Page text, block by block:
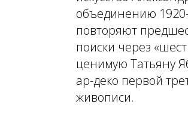
объединению
повторяют
поиски через
ценимую Татьяну
ар-деко первой
живописи.